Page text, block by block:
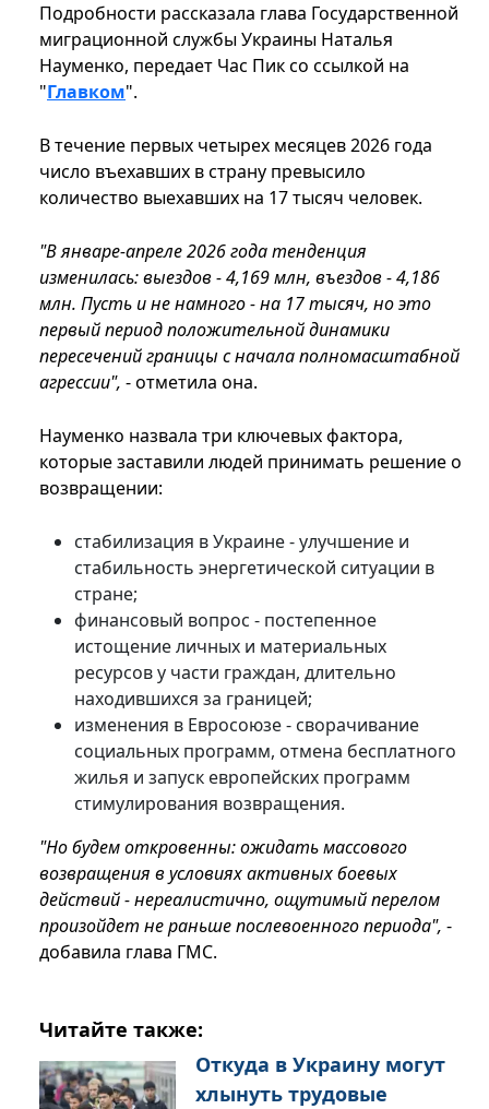
Подробности рассказала глава Государственной
миграционной службы Украины Наталья
Науменко, передает Час Пик со ссылкой на
"Главком".
В течение первых четырех месяцев 2026 года
число въехавших в страну превысило
количество выехавших на 17 тысяч человек.
"В январе-апреле 2026 года тенденция
изменилась: выездов - 4,169 млн, въездов - 4,186
млн. Пусть и не намного - на 17 тысяч, но это
первый период положительной динамики
пересечений границы с начала полномасштабной
агрессии", - отметила она.
Науменко назвала три ключевых фактора,
которые заставили людей принимать решение о
возвращении:
стабилизация в Украине - улучшение и
стабильность энергетической ситуации в
стране;
финансовый вопрос - постепенное
истощение личных и материальных
ресурсов у части граждан, длительно
находившихся за границей;
изменения в Евросоюзе - сворачивание
социальных программ, отмена бесплатного
жилья и запуск европейских программ
стимулирования возвращения.
"Но будем откровенны: ожидать массового
возвращения в условиях активных боевых
действий - нереалистично, ощутимый перелом
произойдет не раньше послевоенного периода", -
добавила глава ГМС.
Читайте также:
Откуда в Украину могут
хлынуть трудовые